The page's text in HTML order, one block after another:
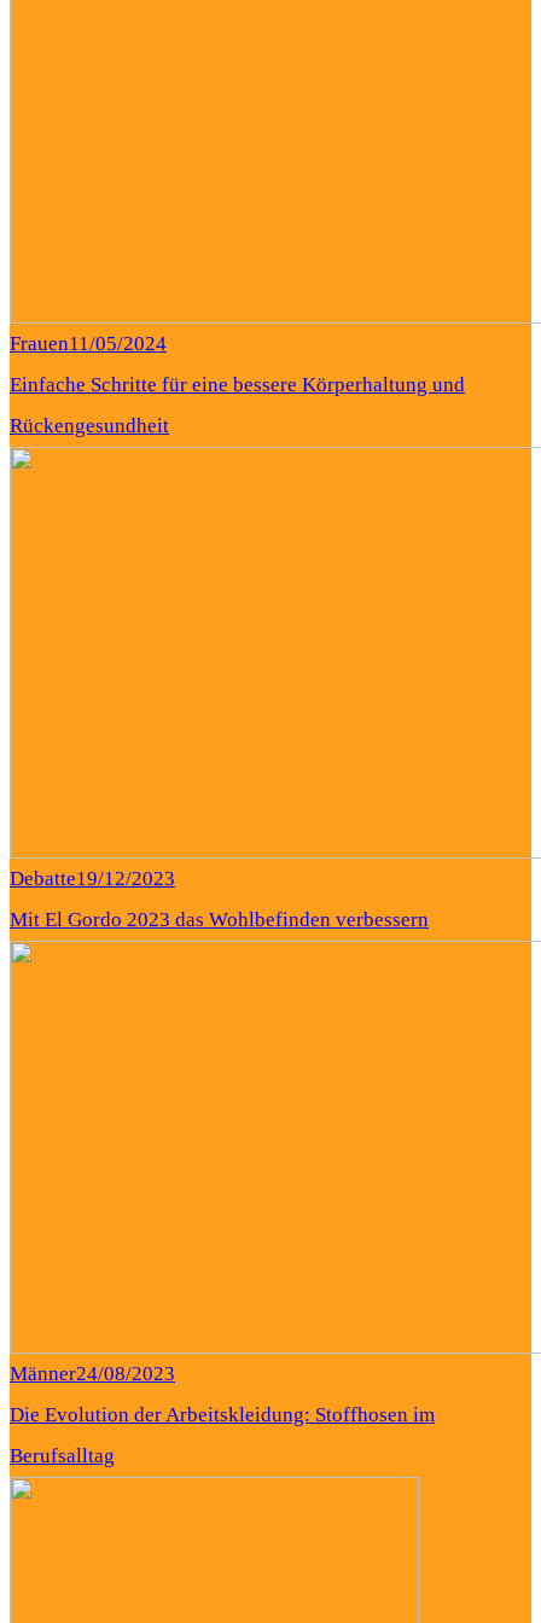
Frauen11/05/2024
Einfache Schritte für eine bessere Körperhaltung und
Rückengesundheit
Debatte19/12/2023
Mit El Gordo 2023 das Wohlbefinden verbessern
Männer24/08/2023
Die Evolution der Arbeitskleidung: Stoffhosen im
Berufsalltag